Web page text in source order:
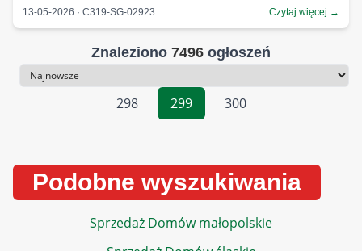
13-05-2026 · C319-SG-02923
Czytaj więcej →
Znaleziono 7496 ogłoszeń
Sortowanie
298
299 300
Podobne wyszukiwania
Sprzedaż Domów małopolskie